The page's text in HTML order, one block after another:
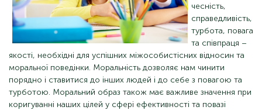
чесність,
справедливість,
турбота, повага
та співпраця –
якості, необхідні для успішних міжособистісних відносин та
моральної поведінки. Моральність дозволяє нам чинити
порядно і ставитися до інших людей і до себе з повагою та
турботою. Моральний образ також має важливе значення при
коригуванні наших цілей у сфері ефективності та повазі